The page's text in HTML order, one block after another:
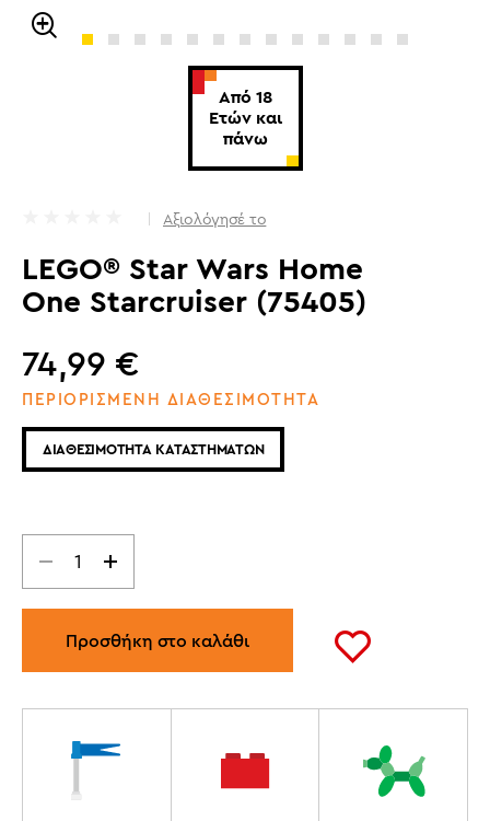
Από 18
Ετών και
πάνω
Αξιολόγησέ το
LEGO® Star Wars Home
One Starcruiser (75405)
74,99 €
ΠΕΡΙΟΡΙΣΜΕΝΗ ΔΙΑΘΕΣΙΜΟΤΗΤΑ
ΔΙΑΘΕΣΙΜΟΤΗΤΑ ΚΑΤΑΣΤΗΜΑΤΩΝ
Προσθήκη στο καλάθι